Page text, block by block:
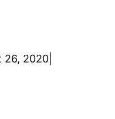
26, 2020